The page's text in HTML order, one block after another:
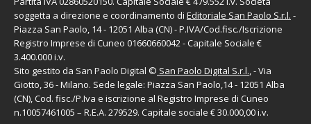
soggetta a direzione e coordinamento di Editoriale San Paolo S.r.l. -
Piazza San Paolo, 14 - 12051 Alba (CN) - P.IVA/Cod.fisc./Iscrizione
Registro Imprese di Cuneo 01660660042 - Capitale Sociale €
3.400.000 i.v.
Sito gestito da San Paolo Digital © San Paolo Digital S.r.l., - Via
Giotto, 36 - Milano. Sede legale: Piazza San Paolo,14 - 12051 Alba
(CN), Cod. fisc./P.Iva e iscrizione al Registro Imprese di Cuneo
n.10057461005 – R.E.A. 279529. Capitale sociale € 30.000,00 i.v.